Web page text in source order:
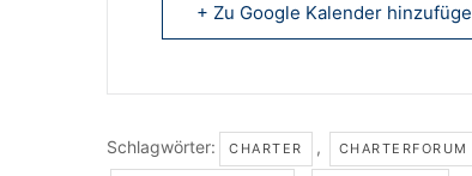
+ Zu Google Kalender
Schlagwörter: CHARTER , CHARTERFORUM